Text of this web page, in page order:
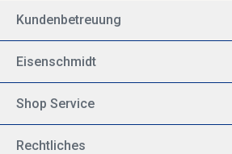
Kundenbetreuung
Eisenschmidt
Shop Service
Rechtliches